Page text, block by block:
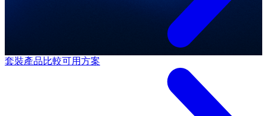
套裝產品比較可用方案